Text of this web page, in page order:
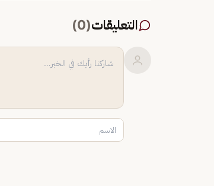
التعليقات(
0
)